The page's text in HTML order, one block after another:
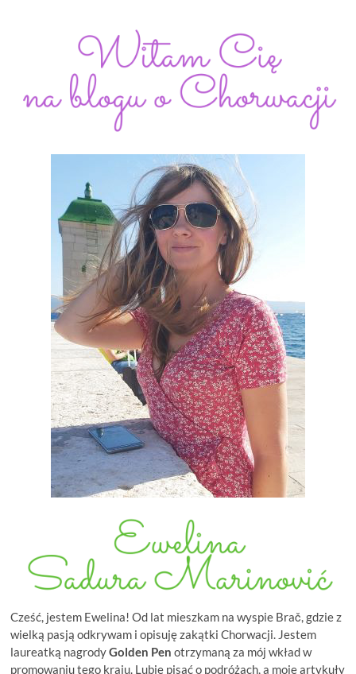
CHORWACJI
Cześć, jestem Ewelina! Od lat mieszkam na wyspie Brač, gdzie z
wielką pasją odkrywam i opisuję zakątki Chorwacji. Jestem
laureatką nagrodyGolden Penotrzymaną za mój wkład w
promowaniu tego kraju. Lubię pisać o podróżach, a moje artykuły